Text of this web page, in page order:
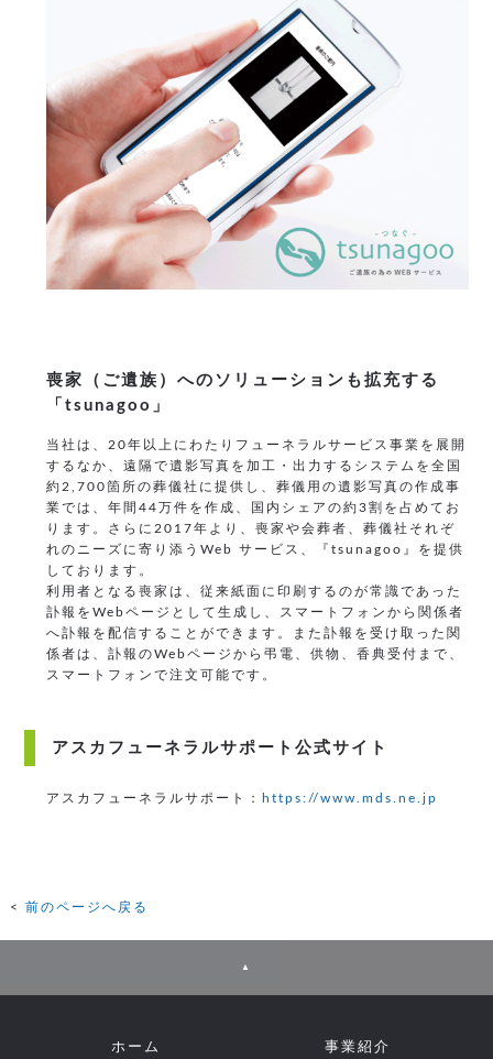
喪家（ご遺族）へのソリューションも拡充する
「tsunagoo」
当社は、20年以上にわたりフューネラルサービス事業を展開
するなか、遠隔で遺影写真を加工・出力するシステムを全国
約2,700箇所の葬儀社に提供し、葬儀用の遺影写真の作成事
業では、年間44万件を作成、国内シェアの約3割を占めてお
ります。さらに2017年より、喪家や会葬者、葬儀社それぞ
れのニーズに寄り添うWeb サービス、『tsunagoo』を提供
しております。
利用者となる喪家は、従来紙面に印刷するのが常識であった
訃報をWebページとして生成し、スマートフォンから関係者
へ訃報を配信することができます。また訃報を受け取った関
係者は、訃報のWebページから弔電、供物、香典受付まで、
スマートフォンで注文可能です。
アスカフューネラルサポート公式サイト
アスカフューネラルサポート： https://www.mds.ne.jp
前のページへ戻る
▲
ホーム 事業紹介